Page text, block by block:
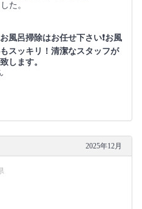
た。
風呂掃除はお任せ下さい❗️お風
スッキリ！清潔なスタッフが
します。
2025年12月